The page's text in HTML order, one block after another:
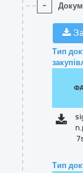
-
Тип
Тип